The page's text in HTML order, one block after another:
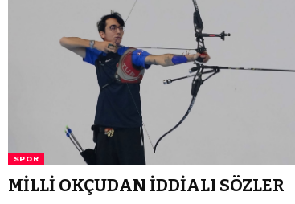
SPOR
MİLLİ OKÇUDAN İDDİALI SÖZLER